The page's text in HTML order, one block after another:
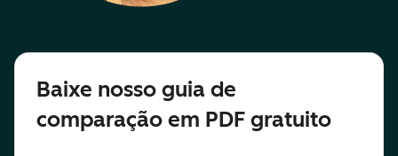
Baixe nosso guia de
comparação em PDF gratuito